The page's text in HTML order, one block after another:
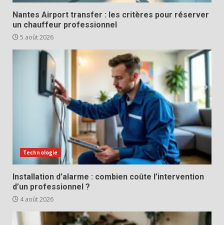
Nantes Airport transfer : les critères pour réserver
un chauffeur professionnel
5 août 2026
Technologie
Installation d’alarme : combien coûte l’intervention
d’un professionnel ?
4 août 2026